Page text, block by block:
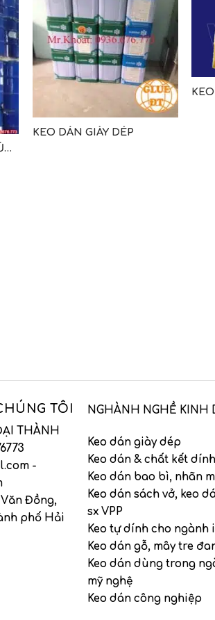
KEO DÁN GIÀY DÉP
TÔI
THÀNH
-
Đồng,
phố Hải
NGHÀNH NGHỀ KINH
Keo dán giày dép
Keo dán & chất kết
Keo dán bao bì, nhãn
Keo dán sách vở, keo
sx VPP
Keo tự dính cho ngành
Keo dán gỗ, mây tre
Keo dán dùng trong
mỹ nghệ
Keo dán công nghiệp